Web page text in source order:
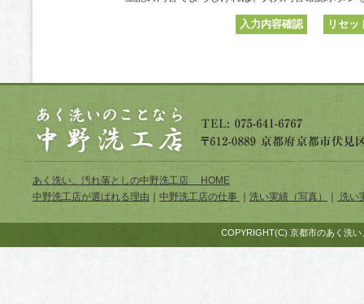
あく洗い、汚れ落としの中野洗工店 HOME
中野洗工店が選ばれる理由 ｜ 中野洗工店の仕事 ｜ 洗い実績（写真） ｜ 洗い
COPYRIGHT(C) 京都市のあく洗